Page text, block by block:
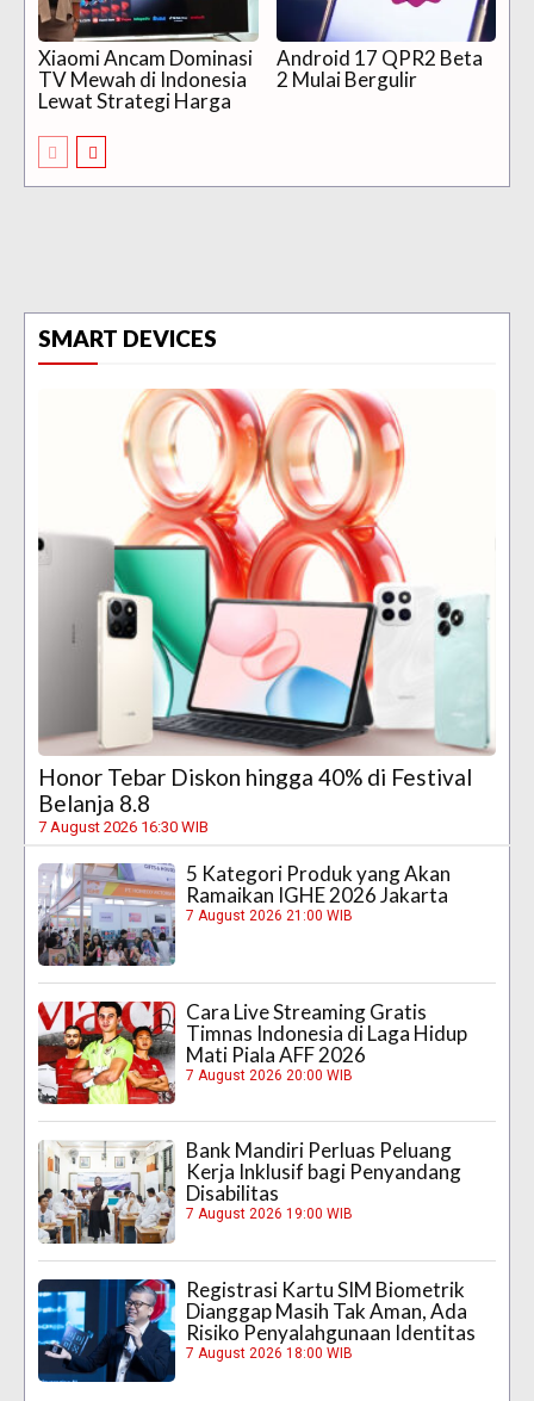
Xiaomi Ancam Dominasi
TV Mewah di Indonesia
Lewat Strategi Harga
Android 17 QPR2 Beta
2 Mulai Bergulir
SMART DEVICES
Honor Tebar Diskon hingga 40% di Festival
Belanja 8.8
7 August 2026 16:30 WIB
5 Kategori Produk yang Akan
Ramaikan IGHE 2026 Jakarta
7 August 2026 21:00 WIB
Cara Live Streaming Gratis
Timnas Indonesia di Laga Hidup
Mati Piala AFF 2026
7 August 2026 20:00 WIB
Bank Mandiri Perluas Peluang
Kerja Inklusif bagi Penyandang
Disabilitas
7 August 2026 19:00 WIB
Registrasi Kartu SIM Biometrik
Dianggap Masih Tak Aman, Ada
Risiko Penyalahgunaan Identitas
7 August 2026 18:00 WIB